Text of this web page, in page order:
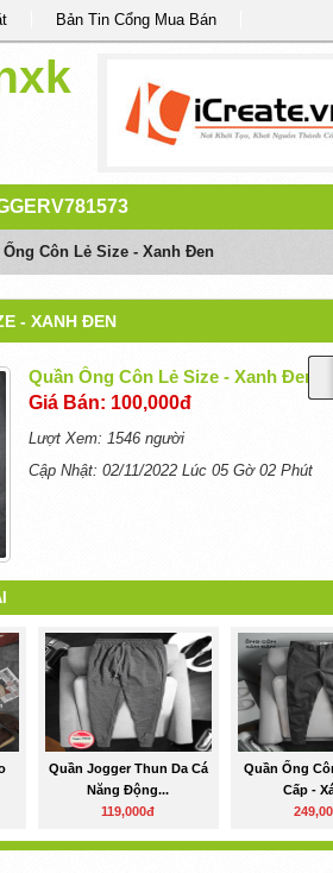
Bản Tin Cổng Mua Bán
Ống Côn Lẻ Size - Xanh Đen
- XANH ĐEN
Quần Ống Côn Lẻ Size - Xanh Đen
Giá Bán: 100,000đ
Lượt Xem: 1546 người
Cập Nhật: 02/11/2022 Lúc 05 Gờ 02 Phút
Quần Jogger Thun Da Cá
Năng Động...
119,000đ
Quần Ống
Cấp -